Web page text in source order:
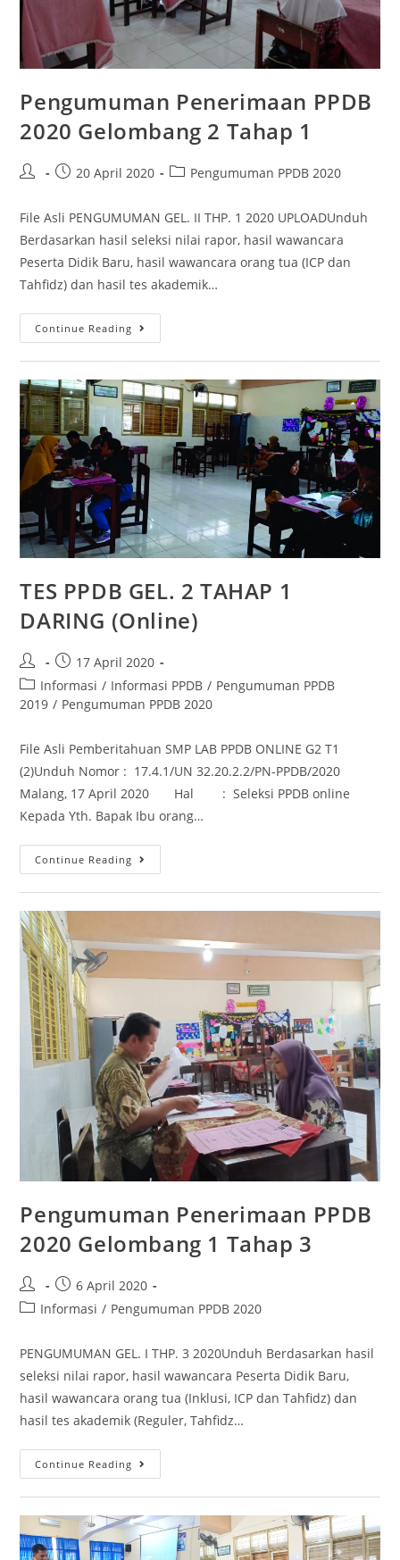
Pengumuman Penerimaan PPDB
2020 Gelombang 2 Tahap 1
20 April 2020 Pengumuman PPDB 2020
File Asli PENGUMUMAN GEL. II THP. 1 2020 UPLOADUnduh
Berdasarkan hasil seleksi nilai rapor, hasil wawancara
Peserta Didik Baru, hasil wawancara orang tua (ICP dan
Tahfidz) dan hasil tes akademik…
Continue Reading
TES PPDB GEL. 2 TAHAP 1
DARING (Online)
17 April 2020
Informasi / Informasi PPDB / Pengumuman PPDB
2019 / Pengumuman PPDB 2020
File Asli Pemberitahuan SMP LAB PPDB ONLINE G2 T1
(2)Unduh Nomor : 17.4.1/UN 32.20.2.2/PN-PPDB/2020
Malang, 17 April 2020 Hal : Seleksi PPDB online
Kepada Yth. Bapak Ibu orang…
Continue Reading
Pengumuman Penerimaan PPDB
2020 Gelombang 1 Tahap 3
6 April 2020
Informasi / Pengumuman PPDB 2020
PENGUMUMAN GEL. I THP. 3 2020Unduh Berdasarkan hasil
seleksi nilai rapor, hasil wawancara Peserta Didik Baru,
hasil wawancara orang tua (Inklusi, ICP dan Tahfidz) dan
hasil tes akademik (Reguler, Tahfidz…
Continue Reading